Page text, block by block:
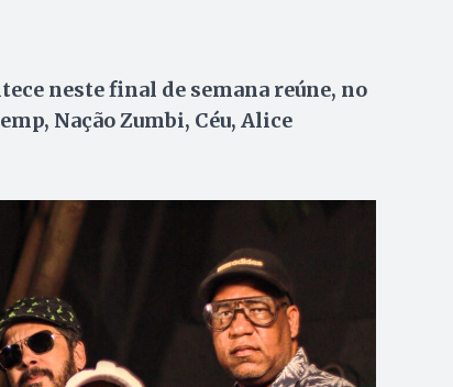
neste final de semana reúne, no
Nação Zumbi, Céu, Alice